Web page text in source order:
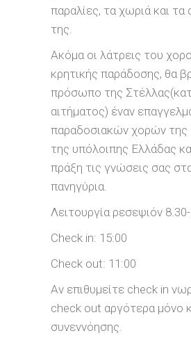
παραλίες, τα χωριά και τα
της.
Ακόμα οι λάτρεις του
κρητικής παράδοσης, θα
πρόσωπο της
αιτήματος) έναν
παραδοσιακών χορών της
της υπόλοιπης Ελλάδας
πράξη τις γνώσεις σας
πανηγύρια.
Λειτουργία ρεσεψιόν
Check in: 15:00
Check out: 11:00
Aν επιθυμείτε check in
check out αργότερα μόνο
συνεννόησης.